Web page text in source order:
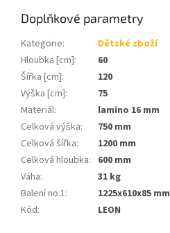
Doplňkové parametry
Kategorie:
Dětské zboží
Hloubka [cm]:
60
Šířka [cm]:
120
Výška [cm]:
75
Materiál:
lamino 16 mm
Celková výška:
750 mm
Celková šířka:
1200 mm
Celková hloubka: 600 mm
Váha:
31 kg
Balení no.1:
1225x610x85 mm
Kód: LEON